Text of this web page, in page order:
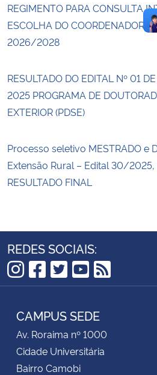
Banco Central do Brasil
Planalto
REGIMENTO PARA CONSULTA
ESCOLHA DO COORDENADOR
2026/2028
RESULTADO DO EDITAL Nº 01
2025 PROGRAMA DE
EXTERIOR (PDSE)
Processo seletivo MESTRADO e
Extensão Rural – Edital 30/
RESULTADO FINAL
REDES SOCIAIS:
Instagram
Facebook
Twitter
YouTube
RSS
CAMPUS SEDE
Av. Roraima nº 1000
Cidade Universitária
Bairro Camobi